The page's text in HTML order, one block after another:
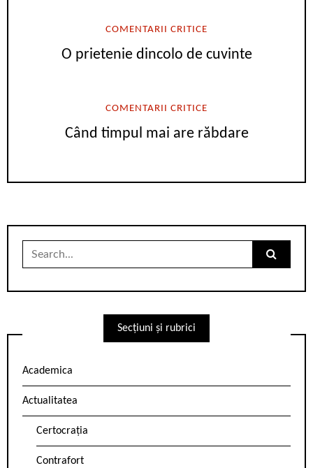
COMENTARII CRITICE
O prietenie dincolo de cuvinte
COMENTARII CRITICE
Când timpul mai are răbdare
Search
Secțiuni și rubrici
Academica
Actualitatea
Certocrația
Contrafort